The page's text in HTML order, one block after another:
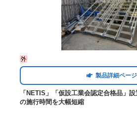
製品詳細ページ
「NETIS」「仮設工業会認定合格品」
の施行時間を大幅短縮